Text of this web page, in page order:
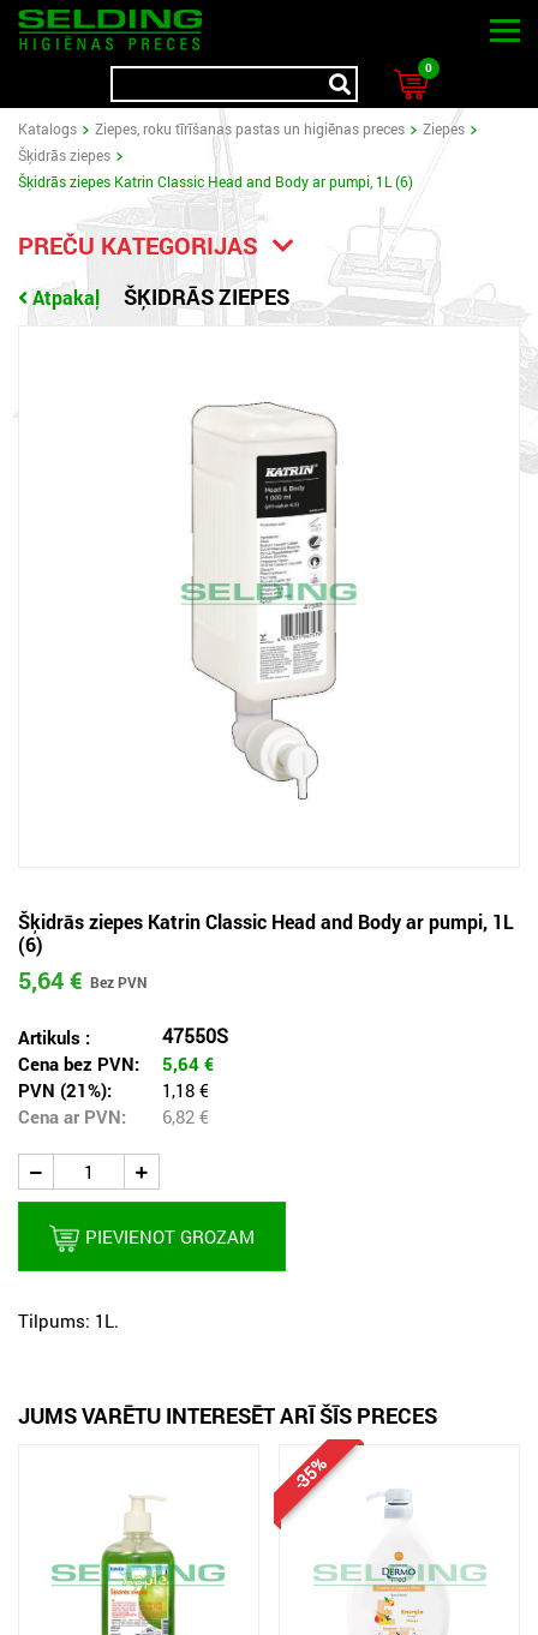
0
Katalogs Ziepes, roku tīrīšanas pastas un higiēnas preces
Ziepes
Šķidrās ziepes
Šķidrās ziepes Katrin Classic Head and Body ar pumpi, 1L (6)
PREČU KATEGORIJAS
Atpakaļ ŠĶIDRĀS ZIEPES
Šķidrās ziepes Katrin Classic Head and Body ar pumpi, 1L
(6)
5,64 €
Artikuls : 47550S
Cena bez PVN: 5,64 €
PVN (21%):
1,18 €
Cena ar PVN:
6,82 €
PIEVIENOT GROZAM
Tilpums: 1L.
JUMS VARĒTU INTERESĒT ARĪ ŠĪS PRECES
-35%